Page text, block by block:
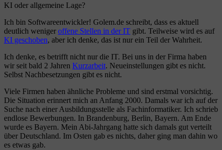
KI oder allgemeine Lage?
Ich bin Softwareentwickler! Golem.de schreibt, dass es aktuell
deutlich weniger offene Stellen in der IT gibt. Teilweise wird es auf
KI geschoben, aber ich denke, das ist nur ein Teil der Wahrheit.
Ich denke, es betrifft nicht nur die IT. Bei uns in der Firma haben
wir seit bald 2 Jahren Kurzarbeit. Neueinstellungen gibt es nicht.
Selbst Nachbesetzungen gibt es nicht.
Viele Firmen haben ähnliche Probleme und sind erstmal vorsichtig.
Die Situation erinnert mich an Anfang 2000. Damals war ich auf der
Suche nach einer Ausbildungsstelle als Fachinformatiker. Ich schrieb
endlose Bewerbungen. In Brandenburg, Berlin, Bayern. Am Ende
wurde es Bayern. Mein Abi-Jahrgang hatte sich damals gut verteilt
über Deutschland. Im Osten gab es nichts, daher ging man dahin wo
es etwas gab.